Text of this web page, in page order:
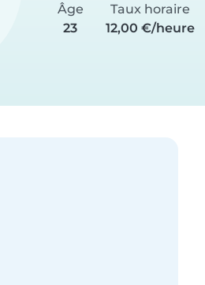
Âge
23
Taux horaire
12,00 €/heure